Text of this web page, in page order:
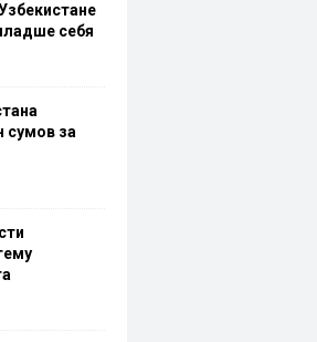
себя
сумов за